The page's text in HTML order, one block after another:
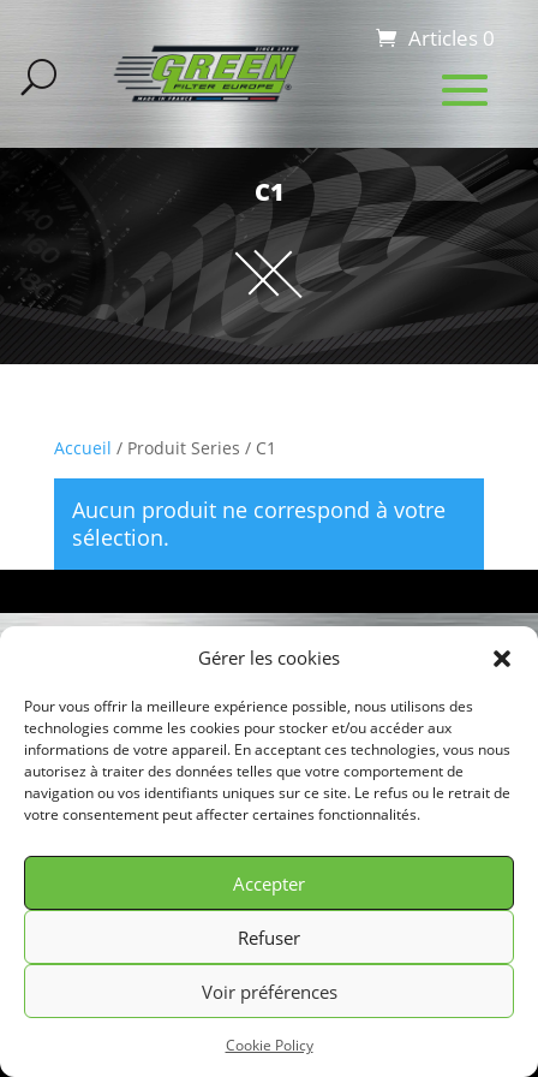
Gérer les cookies
Pour vous offrir la meilleure expérience possible, nous utilisons des
technologies comme les cookies pour stocker et/ou accéder aux
informations de votre appareil. En acceptant ces technologies, vous nous
autorisez à traiter des données telles que votre comportement de
navigation ou vos identifiants uniques sur ce site. Le refus ou le retrait de
votre consentement peut affecter certaines fonctionnalités.
Accepter
Refuser
Voir préférences
Cookie Policy
Articles 0
C1
Accueil / Produit Series / C1
Aucun produit ne correspond à votre
sélection.
© GREEN FILTER 2026. Tous droits réservés.